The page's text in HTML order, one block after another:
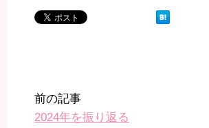
前の記事
2024年を振り返る